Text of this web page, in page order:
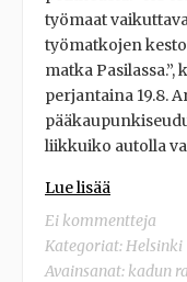
työmaat
työmatkojen
matka
perjantaina 19.8.
liikkuiko autolla
Lue lisää
Ei kommentteja
Kategoriat:Helsinki
Avainsanat: kadun